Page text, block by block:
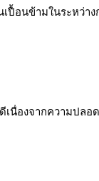
ปื้อนข้ามในระหว่า
เนื่องจากความปลอ